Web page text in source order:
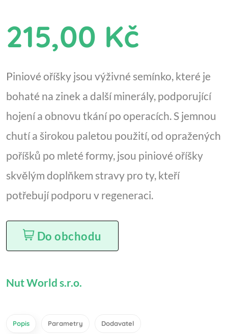
215,00 Kč
Piniové oříšky jsou výživné semínko, které je
bohaté na zinek a další minerály, podporující
hojení a obnovu tkání po operacích. S jemnou
chutí a širokou paletou použití, od opražených
poříšků po mleté formy, jsou piniové oříšky
skvělým doplňkem stravy pro ty, kteří
potřebují podporu v regeneraci.
Do obchodu
Nut World s.r.o.
Popis Parametry Dodavatel